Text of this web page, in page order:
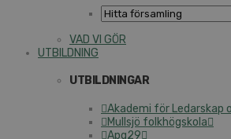
VAD VI GÖR
UTBILDNING
UTBILDNINGAR
Akademi för Ledarskap
Mullsjö folkhögskola
Apg29